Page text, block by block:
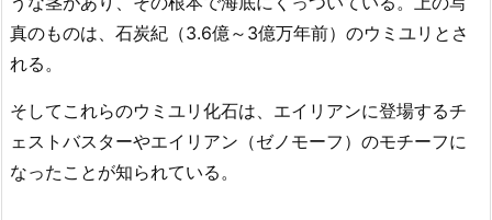
真のものは、石炭紀（3.6億～3億万年前）のウミユリとさ
れる。
そしてこれらのウミユリ化石は、エイリアンに登場するチ
ェストバスターやエイリアン（ゼノモーフ）のモチーフに
なったことが知られている。